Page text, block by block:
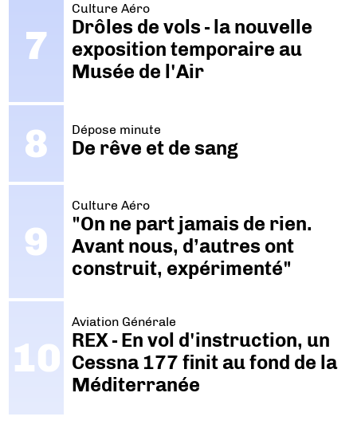
Culture Aéro
Drôles de vols - la nouvelle
exposition temporaire au
Musée de l'Air
Dépose minute
De rêve et de sang
Culture Aéro
"On ne part jamais de rien.
Avant nous, d’autres ont
construit, expérimenté"
Aviation Générale
REX - En vol d'instruction, un
Cessna 177 finit au fond de la
Méditerranée